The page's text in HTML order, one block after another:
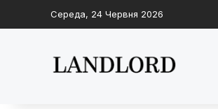
Середа, 24 Червня 2026